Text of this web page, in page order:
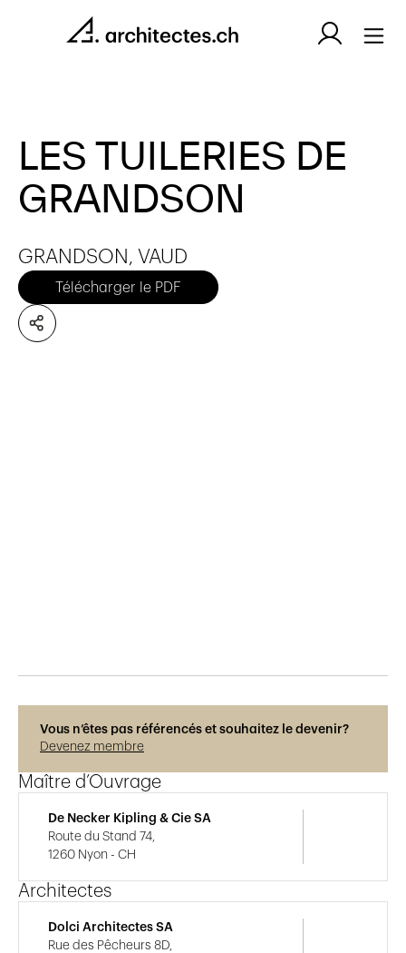
LES TUILERIES DE
GRANDSON
GRANDSON, VAUD
Télécharger le PDF
Vous n’êtes pas référencés et souhaitez le devenir?
Devenez membre
Maître d’Ouvrage
De Necker Kipling & Cie SA
Route du Stand 74,
1260 Nyon - CH
Architectes
Dolci Architectes SA
Rue des Pêcheurs 8D,